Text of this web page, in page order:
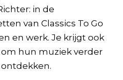
in de
van Classics To Go
en werk. Je krijgt ook
hun muziek verder